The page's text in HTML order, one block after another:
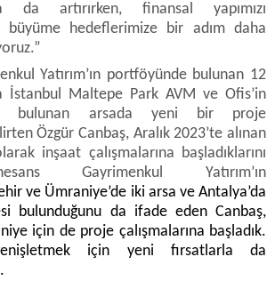
da artırırken, finansal yapımızı
büyüme hedeflerimize bir adım daha
Yatırım’ın portföyünde bulunan 12
İstanbul Maltepe Park AVM ve Ofis’in
bulunan arsada yeni bir proje
Özgür Canbaş, Aralık 2023’te alınan
inşaat çalışmalarına başladıklarını
Gayrimenkul Yatırım’ın
ve Ümraniye’de iki arsa ve Antalya’da
bulunduğunu da ifade eden Canbaş,
için de proje çalışmalarına başladık.
için yeni fırsatlarla da